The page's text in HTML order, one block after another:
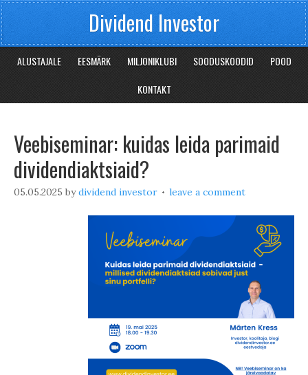
Dividend Investor
ALUSTAJALE EESMÄRK MILJONIKLUBI SOODUSKOODID
POOD
KONTAKT
Veebiseminar: kuidas leida parimaid
dividendiaktsiaid?
05.05.2025 bydividend investor leave a comment